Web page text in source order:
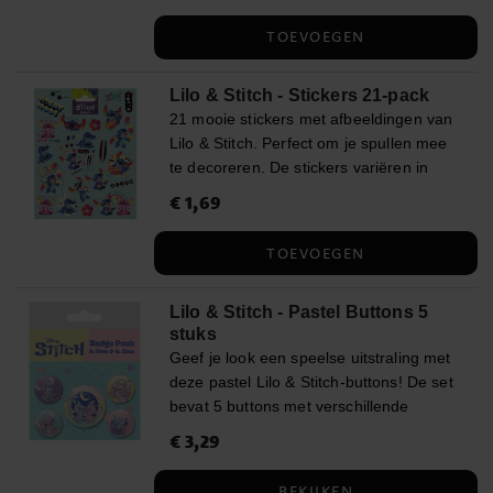
Eiwit 0,0 g, Zout 0,5 g. Netto­gewicht: 45
gram
TOEVOEGEN
Lilo & Stitch - Stickers 21-pack
21 mooie stickers met afbeeldingen van
Lilo & Stitch. Perfect om je spullen mee
te decoreren. De stickers variëren in
gelicenseerd product.
Prijs:€ 1,69
€ 1,69
TOEVOEGEN
Lilo & Stitch - Pastel Buttons 5
stuks
Geef je look een speelse uitstraling met
deze pastel Lilo & Stitch-buttons! De set
bevat 5 buttons met verschillende
zachte kleuren, perfect om te bevestigen
Prijs:€ 3,29
€ 3,29